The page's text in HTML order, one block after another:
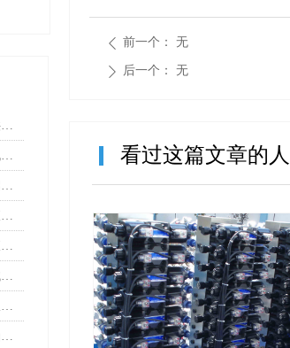
济南油肯液压机械：打造高效供应链体系应对市场挑战
从传统到智能：济南油肯液压机械成功转型引领行业新趋势
济南油肯液压机械有限公司开启国际合作新篇章，拓展海外市场战略
技术创新驱动增长：济南油肯液压机械最新研发成果解析
绿色生产新实践——济南油肯液压机械有限公司推动可持续发展之路
济南油肯液压机械助力工程机械行业升级换代
济南油肯液压机械拥抱数字化浪潮，加速推进智慧工厂建设
质量为本，客户至上——济南油肯液压机械有限公司企业文化访谈
ꄴ 前一个： 无
ꄲ 后一个： 无
看过这篇文章的